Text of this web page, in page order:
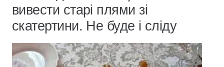
вивести старі плями зі
скатертини. Не буде і сліду